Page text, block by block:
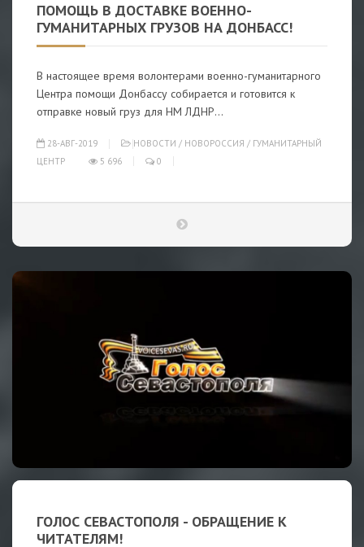
ПОМОЩЬ В ДОСТАВКЕ ВОЕННО-
ГУМАНИТАРНЫХ ГРУЗОВ НА ДОНБАСС!
В настоящее время волонтерами военно-гуманитарного
Центра помощи Донбассу собирается и готовится к
отправке новый груз для НМ ЛДНР...
28-АВГ-2019 НОВОСТИ / НОВОРОССИЯ / ГУМАНИТАРНЫЙ
ЦЕНТР
5 696 0
ГОЛОС СЕВАСТОПОЛЯ - ОБРАЩЕНИЕ К
ЧИТАТЕЛЯМ!